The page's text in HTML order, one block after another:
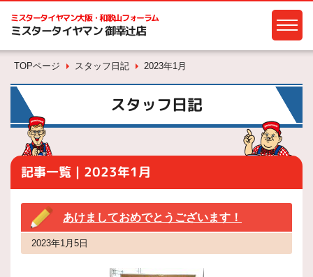
ミスタータイヤマン大阪・和歌山フォーラム
ミスタータイヤマン 御幸辻店
TOPページ スタッフ日記 2023年1月
スタッフ日記
記事一覧｜2023年1月
あけましておめでとうございます！
2023年1月5日